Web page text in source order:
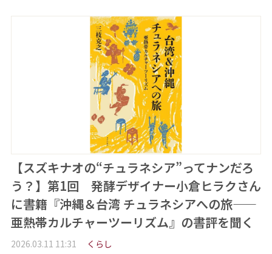
【スズキナオの“チュラネシア”ってナンだろ
う？】第1回 発酵デザイナー小倉ヒラクさん
に書籍『沖縄＆台湾 チュラネシアへの旅——
亜熱帯カルチャーツーリズム』の書評を聞く
2026.03.11 11:31 くらし